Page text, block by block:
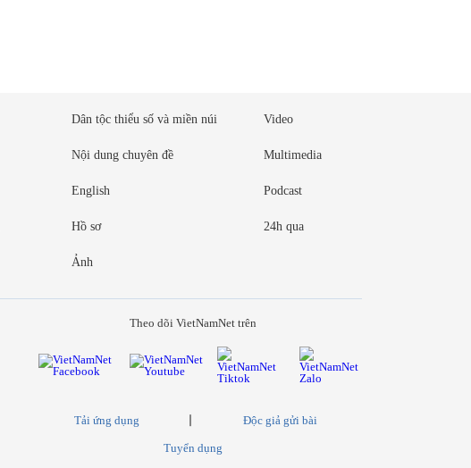
Dân tộc thiểu số và miền núi
Nội dung chuyên đề
English
Hồ sơ
Ảnh
Video
Multimedia
Podcast
24h qua
Theo dõi VietNamNet trên
Tải ứng dụng Độc giả gửi bài
Tuyển dụng